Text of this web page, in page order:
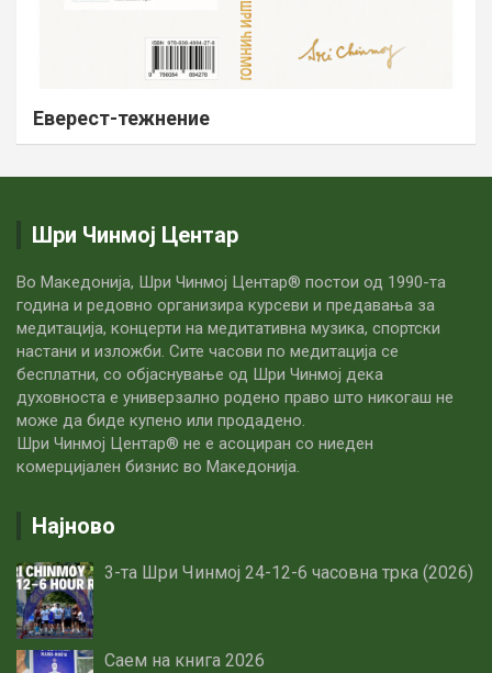
Еверест-тежнение
Шри Чинмој Центар
Во Македонија, Шри Чинмој Центар® постои од 1990-та
година и редовно организира курсеви и предавања за
медитација, концерти на медитативна музика, спортски
настани и изложби. Сите часови по медитацијa се
бесплатни, со објаснување од Шри Чинмој дека
духовноста е универзално родено право што никогаш не
може да биде купено или продадено.
Шри Чинмој Центар® не е асоциран со ниеден
комерцијален бизнис во Македонија.
Најново
3-та Шри Чинмој 24-12-6 часовна трка (2026)
Саем на книга 2026